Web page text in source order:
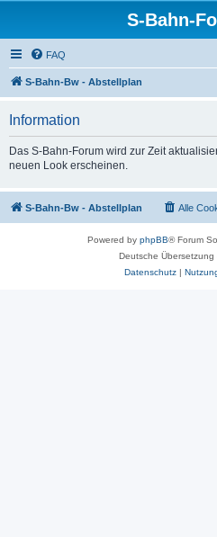
S-Bahn-
FAQ
S-Bahn-Bw - Abstellplan
Information
Das S-Bahn-Forum wird zur Zeit
neuen Look erscheinen.
S-Bahn-Bw - Abstellplan Alle
Powered by phpBB® Forum
Deutsche Übersetzung
Datenschutz|